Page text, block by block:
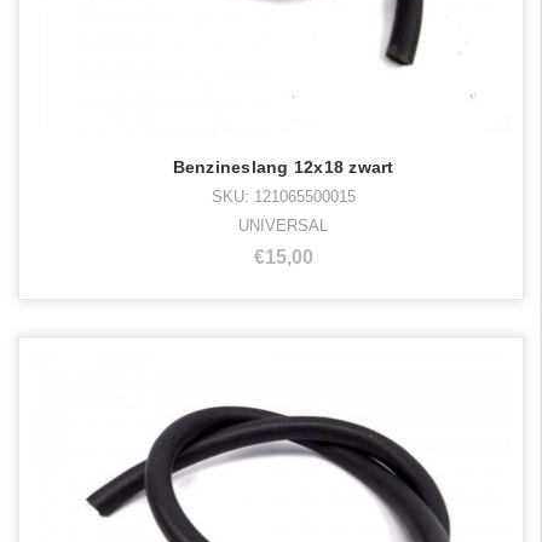
Benzineslang 12x18 zwart
SKU: 121065500015
UNIVERSAL
€15,00